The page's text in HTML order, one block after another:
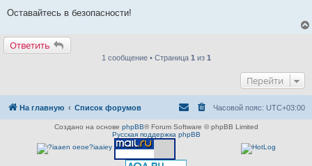
Оставайтесь в безопасности!
Ответить
1 сообщение • Страница 1 из 1
Перейти
На главную Список форумов Часовой пояс: UTC+03:00
Создано на основе phpBB® Forum Software © phpBB Limited
Русская поддержка phpBB